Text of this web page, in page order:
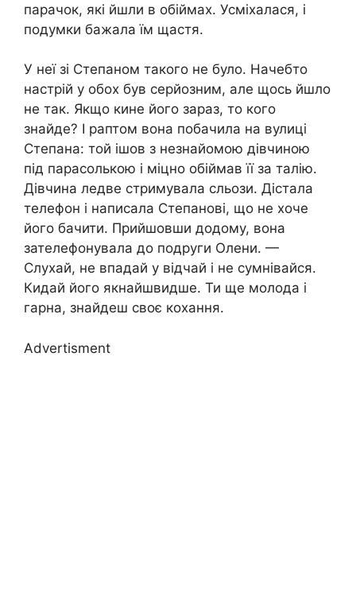
парачок, які йшли в обіймах. Усміхалася, і
подумки бажала їм щастя.
У неї зі Степаном такого не було. Начебто
настрій у обох був серйозним, але щось йшло
не так. Якщо кине його зараз, то кого
знайде? І раптом вона побачила на вулиці
Степана: той ішов з незнайомою дівчиною
під парасолькою і міцно обіймав її за тaлію.
Дівчина ледве стримувала сльози. Дістала
телефон і написала Степанові, що не хоче
його бачити. Прийшовши додому, вона
зателефонувала до подруги Олени. —
Слухай, не впадай у відчай і не сумнівайся.
Кидай його якнайшвидше. Ти ще молода і
гарна, знайдеш своє кохання.
Advertisment